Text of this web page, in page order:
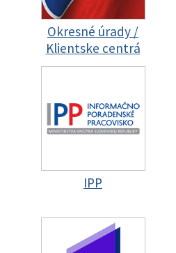
Okresné úrady /
Klientske centrá
IPP